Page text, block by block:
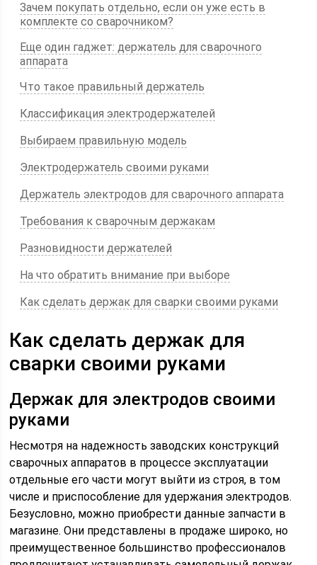
Зачем покупать отдельно, если он уже есть в
комплекте со сварочником?
Еще один гаджет: держатель для сварочного
аппарата
Что такое правильный держатель
Классификация электродержателей
Выбираем правильную модель
Электродержатель своими руками
Держатель электродов для сварочного аппарата
Требования к сварочным держакам
Разновидности держателей
На что обратить внимание при выборе
Как сделать держак для сварки своими руками
Как сделать держак для
сварки своими руками
Держак для электродов своими
руками
Несмотря на надежность заводских конструкций
сварочных аппаратов в процессе эксплуатации
отдельные его части могут выйти из строя, в том
числе и приспособление для удержания электродов.
Безусловно, можно приобрести данные запчасти в
магазине. Они представлены в продаже широко, но
преимущественное большинство профессионалов